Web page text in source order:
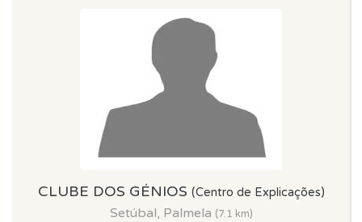
CLUBE DOS GÉNIOS (Centro de Explicações)
Setúbal, Palmela (7.1 km)